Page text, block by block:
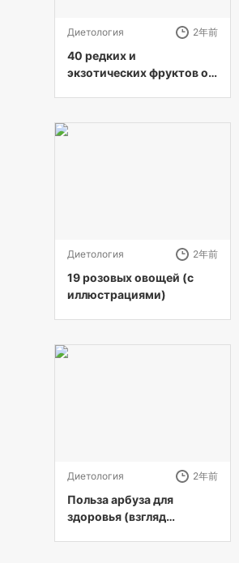
Диетология 2年前
40 редких и
экзотических фруктов от
Диетология 2年前
19 розовых овощей (с
иллюстрациями)
Диетология 2年前
Польза арбуза для
здоровья (взгляд